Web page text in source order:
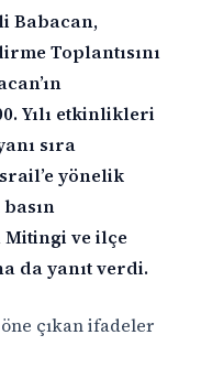
Babacan,
Toplantısını
Yılı etkinlikleri
sıra
yönelik
Mitingi ve ilçe
da yanıt verdi.
öne çıkan ifadeler